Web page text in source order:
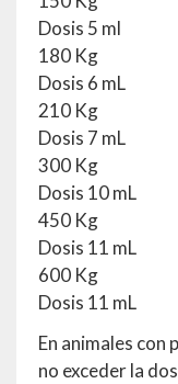
Dosis 5 ml
180 Kg
Dosis 6 mL
210 Kg
Dosis 7 mL
300 Kg
Dosis 10 mL
450 Kg
Dosis 11 mL
600 Kg
Dosis 11 mL
En animales con
no exceder la